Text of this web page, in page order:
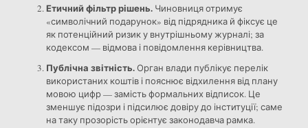
Етичний фільтр рішень.Чиновниця отримує
«символічний подарунок» від підрядника й фіксує це
як потенційний ризик у внутрішньому журналі; за
кодексом — відмова і повідомлення керівництва.
Публічна звітність.Орган влади публікує перелік
використаних коштів і пояснює відхилення від плану
мовою цифр — замість формальних відписок. Це
зменшує підозри і підсилює довіру до інституції; саме
на таку прозорість орієнтує законодавча рамка.